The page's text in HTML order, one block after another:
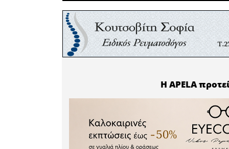
οποίες
Ζητούμε